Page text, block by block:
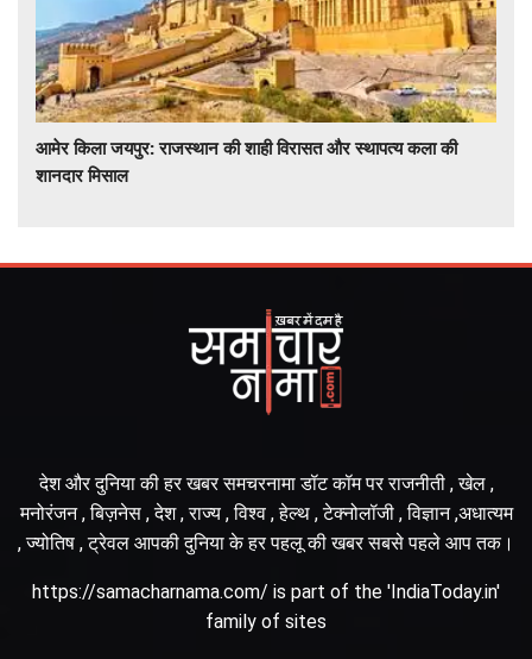
आमेर किला जयपुर: राजस्थान की शाही विरासत और स्थापत्य कला की
शानदार मिसाल
देश और दुनिया की हर खबर समचरनामा डॉट कॉम पर राजनीती , खेल ,
मनोरंजन , बिज़नेस , देश , राज्य , विश्व , हेल्थ , टेक्नोलॉजी , विज्ञान ,अधात्यम
, ज्योतिष , ट्रेवल आपकी दुनिया के हर पहलू की खबर सबसे पहले आप तक।
https://samacharnama.com/ is part of the 'IndiaToday.in'
family of sites